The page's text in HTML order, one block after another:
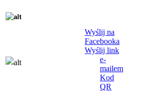
Wyślij na
Facebooka
Wyślij link
e-
mailem
Kod
QR